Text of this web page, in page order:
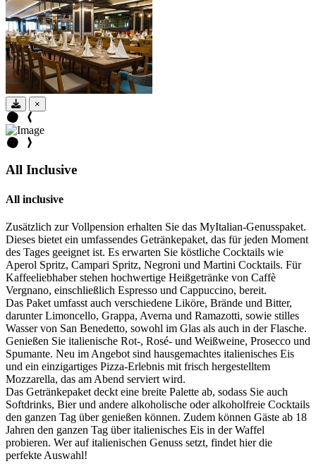
×
All Inclusive
All inclusive
Zusätzlich zur Vollpension erhalten Sie das MyItalian-Genusspaket.
Dieses bietet ein umfassendes Getränkepaket, das für jeden Moment
des Tages geeignet ist. Es erwarten Sie köstliche Cocktails wie
Aperol Spritz, Campari Spritz, Negroni und Martini Cocktails. Für
Kaffeeliebhaber stehen hochwertige Heißgetränke von Caffè
Vergnano, einschließlich Espresso und Cappuccino, bereit.
Das Paket umfasst auch verschiedene Liköre, Brände und Bitter,
darunter Limoncello, Grappa, Averna und Ramazotti, sowie stilles
Wasser von San Benedetto, sowohl im Glas als auch in der Flasche.
Genießen Sie italienische Rot-, Rosé- und Weißweine, Prosecco und
Spumante. Neu im Angebot sind hausgemachtes italienisches Eis
und ein einzigartiges Pizza-Erlebnis mit frisch hergestelltem
Mozzarella, das am Abend serviert wird.
Das Getränkepaket deckt eine breite Palette ab, sodass Sie auch
Softdrinks, Bier und andere alkoholische oder alkoholfreie Cocktails
den ganzen Tag über genießen können. Zudem können Gäste ab 18
Jahren den ganzen Tag über italienisches Eis in der Waffel
probieren. Wer auf italienischen Genuss setzt, findet hier die
perfekte Auswahl!